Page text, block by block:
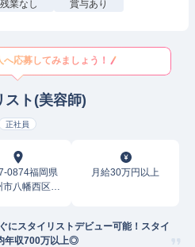
残業なし 賞与あり
応募してみましょう！
スト(美容師)
正社員
0874福岡県
市八幡西区大
月給30万円以上
にスタイリストデビュー可能！スタイ
年収700万以上◎